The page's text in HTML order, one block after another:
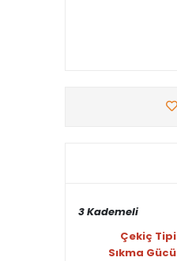
3 Kademeli
Çekiç Tipi
Sıkma Gücü